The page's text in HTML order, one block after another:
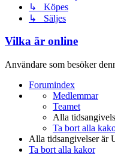
↳ Köpes
↳ Säljes
Vilka är online
Användare som besöker
Forumindex
Medlemmar
Teamet
Alla
Ta bort alla
Alla tidsangivelser är
Ta bort alla kakor